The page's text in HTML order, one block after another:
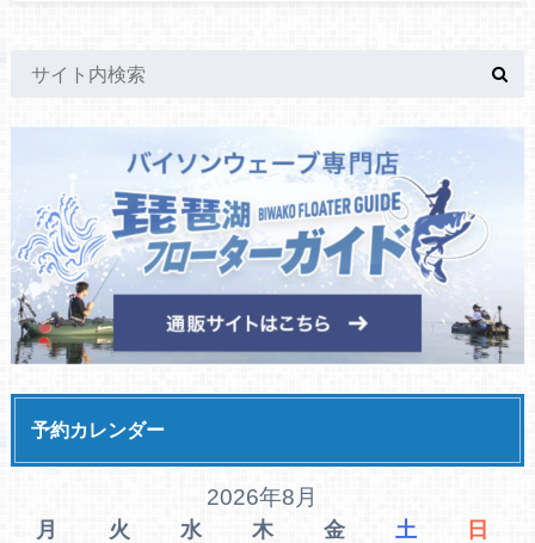
予約カレンダー
2026年8月
月 火 水 木 金 土 日